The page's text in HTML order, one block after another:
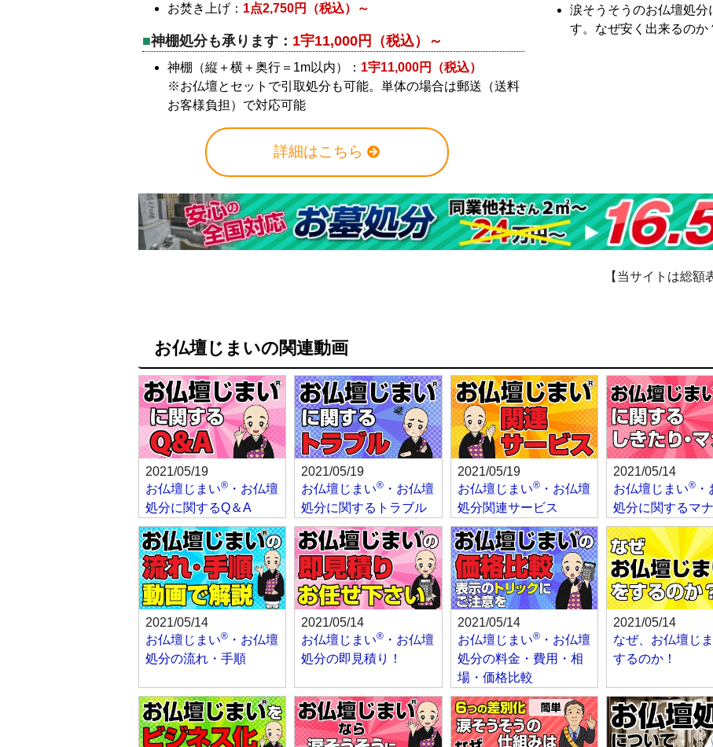
お焚き上げ： 1点2,750円（税込）～
神棚処分も承ります： 1宇11,000円（税込）～
神棚（縦＋横＋奥行＝1m以内）： 1宇11,000円（税込）
※お仏壇とセットで引取処分も可能。単体の場合は郵送（送料
お客様負担）で対応可能
詳細はこちら
涙そうそうのお仏壇処分
す。なぜ安く出来るのか
【当サイトは総
お仏壇じまいの関連動画
2021/05/19
お仏壇じまい®・お仏壇
処分に関するQ＆A
2021/05/19
お仏壇じまい® ・お仏壇
処分に関するトラブル
2021/05/19
お仏壇じまい®・お仏壇
処分関連サービス
2021/05/14
お仏壇じまい®
処分に関するマ
2021/05/14
お仏壇じまい®・お仏壇
処分の流れ・手順
2021/05/14
お仏壇じまい® ・お仏壇
処分の即見積り！
2021/05/14
お仏壇じまい®・お仏壇
処分の料金・費用・相
場・価格比較
2021/05/14
なぜ、お仏壇じ
するのか！